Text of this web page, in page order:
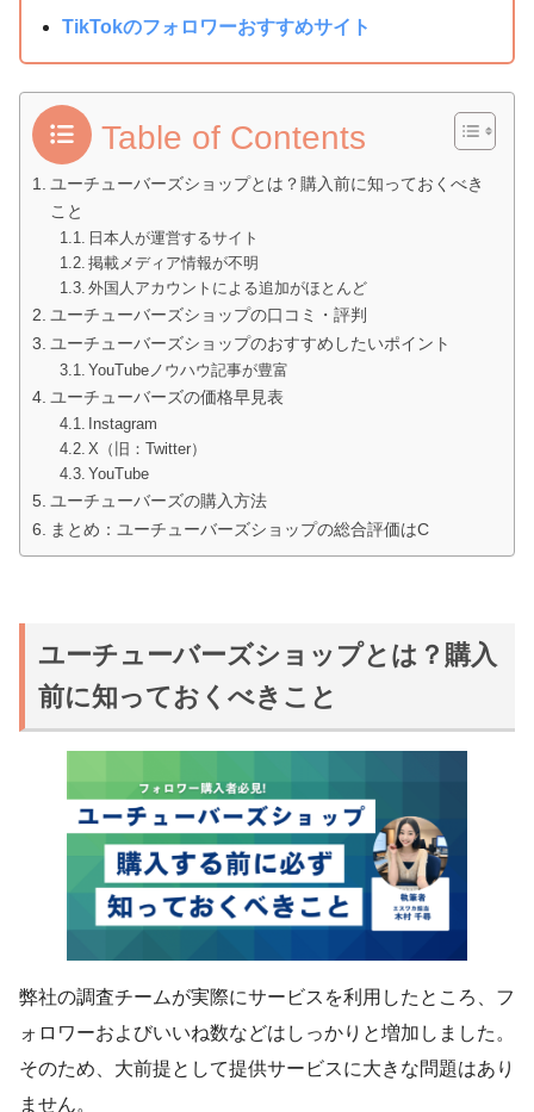
TikTokのフォロワーおすすめサイト
Table of Contents
ユーチューバーズショップとは？購入前に知っておくべき
こと
日本人が運営するサイト
掲載メディア情報が不明
外国人アカウントによる追加がほとんど
ユーチューバーズショップの口コミ・評判
ユーチューバーズショップのおすすめしたいポイント
YouTubeノウハウ記事が豊富
ユーチューバーズの価格早見表
Instagram
X（旧：Twitter）
YouTube
ユーチューバーズの購入方法
まとめ：ユーチューバーズショップの総合評価はC
ユーチューバーズショップとは？購入
前に知っておくべきこと
弊社の調査チームが実際にサービスを利用したところ、フ
ォロワーおよびいいね数などはしっかりと増加しました。
そのため、大前提として提供サービスに大きな問題はあり
ません。